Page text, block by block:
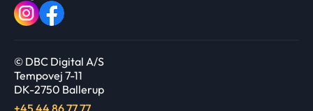
© DBC Digital A/S
Tempovej 7-11
DK-2750 Ballerup
+45 44 86 77 77